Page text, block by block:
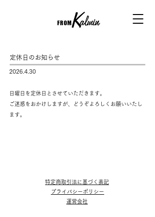
定休日のお知らせ
2026.4.30
日曜日を定休日とさせていただきます。 ​ ​
ご迷惑をおかけしますが、どうぞよろしくお願いいたし
ます。
特定商取引法に基づく表記
プライバシーポリシー
運営会社